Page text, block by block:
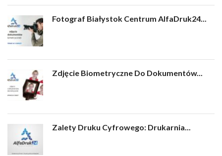
Fotograf Białystok Centrum AlfaDruk24...
Zdjęcie Biometryczne Do Dokumentów...
Zalety Druku Cyfrowego: Drukarnia...